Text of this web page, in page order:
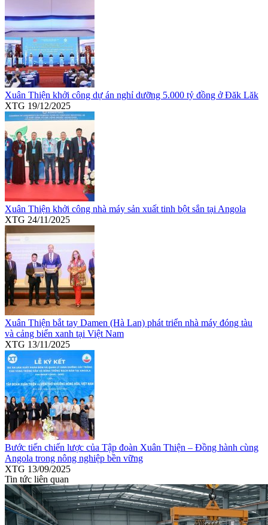
Xuân Thiện khởi công dự án nghỉ dưỡng 5.000 tỷ đồng ở Đăk Lăk
XTG 19/12/2025
Xuân Thiện khởi công nhà máy sản xuất tinh bột sắn tại Angola
XTG 24/11/2025
Xuân Thiện bắt tay Damen (Hà Lan) phát triển nhà máy đóng tàu
và cảng biển xanh tại Việt Nam
XTG 13/11/2025
Bước tiến chiến lược của Tập đoàn Xuân Thiện – Đồng hành cùng
Angola trong nông nghiệp bền vững
XTG 13/09/2025
Tin tức liên quan